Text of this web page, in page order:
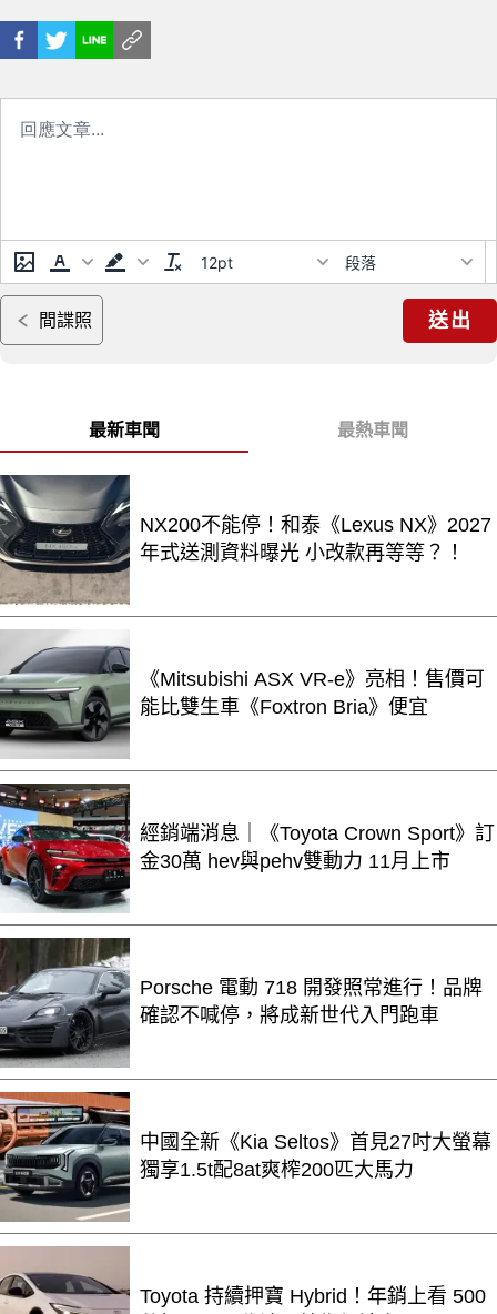
12pt 段落
間諜照 送出
最新車聞 最熱車聞
NX200不能停！和泰《Lexus NX》2027
年式送測資料曝光 小改款再等等？！
《Mitsubishi ASX VR-e》亮相！售價可
能比雙生車《Foxtron Bria》便宜
經銷端消息｜《Toyota Crown Sport》訂
金30萬 hev與pehv雙動力 11月上市
Porsche 電動 718 開發照常進行！品牌
確認不喊停，將成新世代入門跑車
中國全新《Kia Seltos》首見27吋大螢幕
獨享1.5t配8at爽榨200匹大馬力
Toyota 持續押寶 Hybrid！年銷上看 500